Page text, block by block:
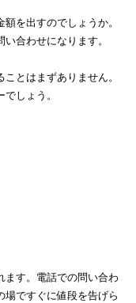
を出すのでしょうか。
合わせになります。
とはまずありません。
しょう。
ます。電話での問い合わ
場ですぐに値段を告げら